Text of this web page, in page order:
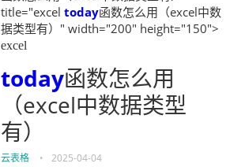
title="excel today函数怎么用（excel中数
据类型有）" width="200" height="150">
excel
today函数怎么用
（excel中数据类型
有）
云表格 • 2025-04-04